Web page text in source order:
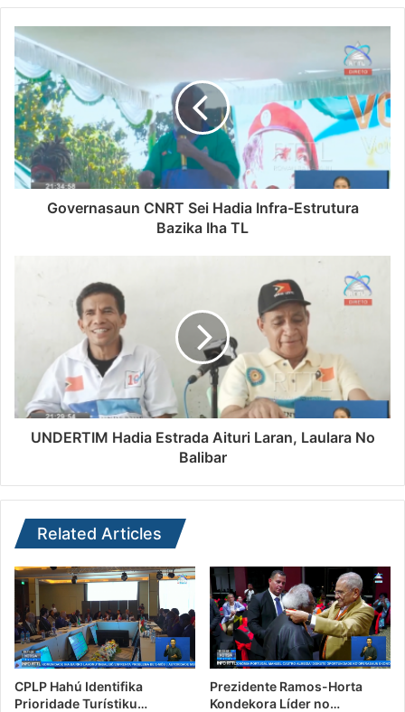
Governasaun CNRT Sei Hadia Infra-Estrutura
Bazika Iha TL
UNDERTIM Hadia Estrada Aituri Laran, Laulara No
Balibar
Related Articles
CPLP Hahú Identifika
Prioridade Turístiku…
Prezidente Ramos-Horta
Kondekora Líder no…